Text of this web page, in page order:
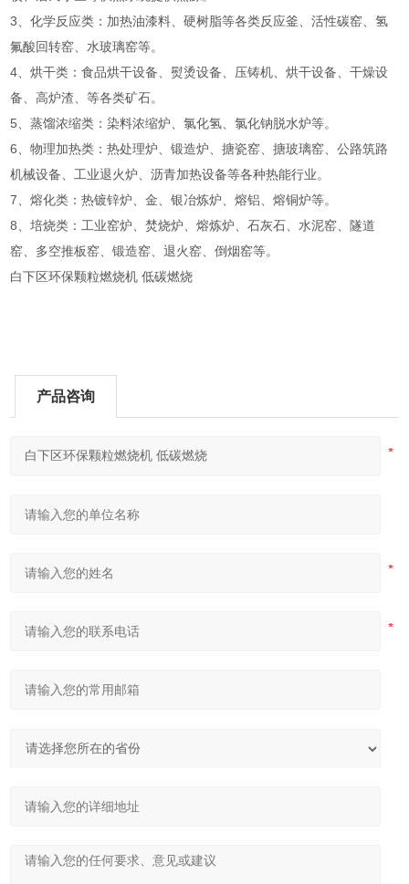
3、化学反应类：加热油漆料、硬树脂等各类反应釜、活性碳窑、氢
氟酸回转窑、水玻璃窑等。
4、烘干类：食品烘干设备、熨烫设备、压铸机、烘干设备、干燥设
备、高炉渣、等各类矿石。
5、蒸馏浓缩类：染料浓缩炉、氯化氢、氯化钠脱水炉等。
6、物理加热类：热处理炉、锻造炉、搪瓷窑、搪玻璃窑、公路筑路
机械设备、工业退火炉、沥青加热设备等各种热能行业。
7、熔化类：热镀锌炉、金、银冶炼炉、熔铝、熔铜炉等。
8、培烧类：工业窑炉、焚烧炉、熔炼炉、石灰石、水泥窑、隧道
窑、多空推板窑、锻造窑、退火窑、倒烟窑等。
白下区环保颗粒燃烧机 低碳燃烧
产品咨询